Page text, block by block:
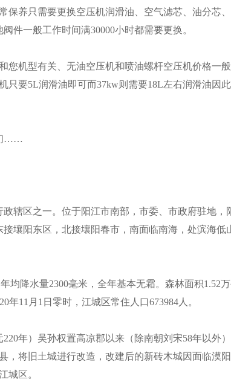
保养只需要更换空压机润滑油、空气滤芯、油分芯
件一般工作时间满30000小时都需要更换。
您机型有关、无油空压机和喷油螺杆空压机价格一
只要5L润滑油即可而37kw则需要18L左右润滑油因
……
辖区之一。位于阳江市南部，市委、市政府驻地，
壤阳东区，北接壤阳春市，南面临南海，处滨海低
均降水量2300毫米，全年基本无霜。森林面积1.52
年11月1日零时，江城区常住人口673984人。
年）吴孙权置高凉郡以来（除南朝刘宋58年以外
，将旧土城进行改造，改建后的新砖木城因面临漠
城区。